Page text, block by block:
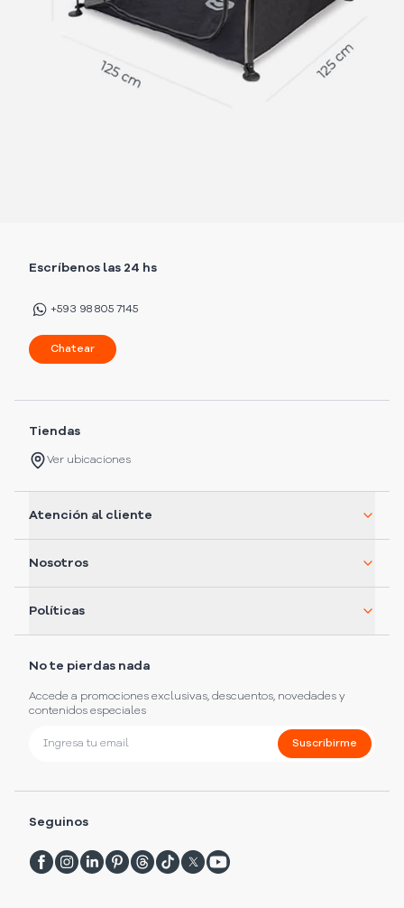
Escríbenos las 24 hs
+593 98 805 7145
Chatear
Tiendas
Ver ubicaciones
Atención al cliente
Nosotros
Políticas
No te pierdas nada
Accede a promociones exclusivas, descuentos, novedades y
contenidos especiales
Suscribirme
Seguinos